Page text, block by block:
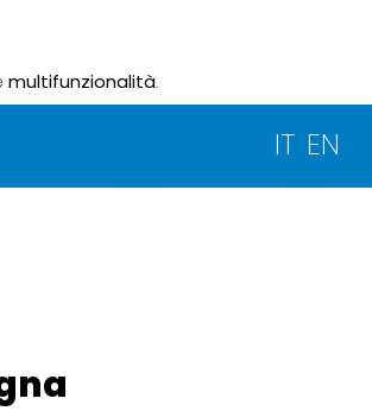
multifunzionalità.
IT EN